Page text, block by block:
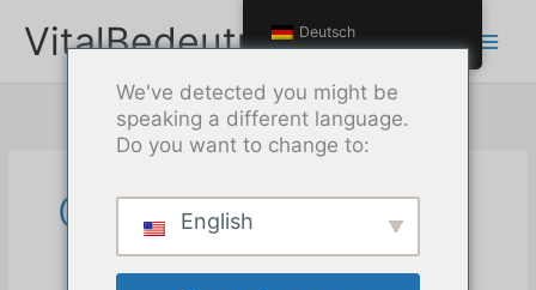
InhaltVitalBedeutung
Oktober 2025
Deutsch
We've detected you might be
speaking a different language.
Do you want to change to:
English